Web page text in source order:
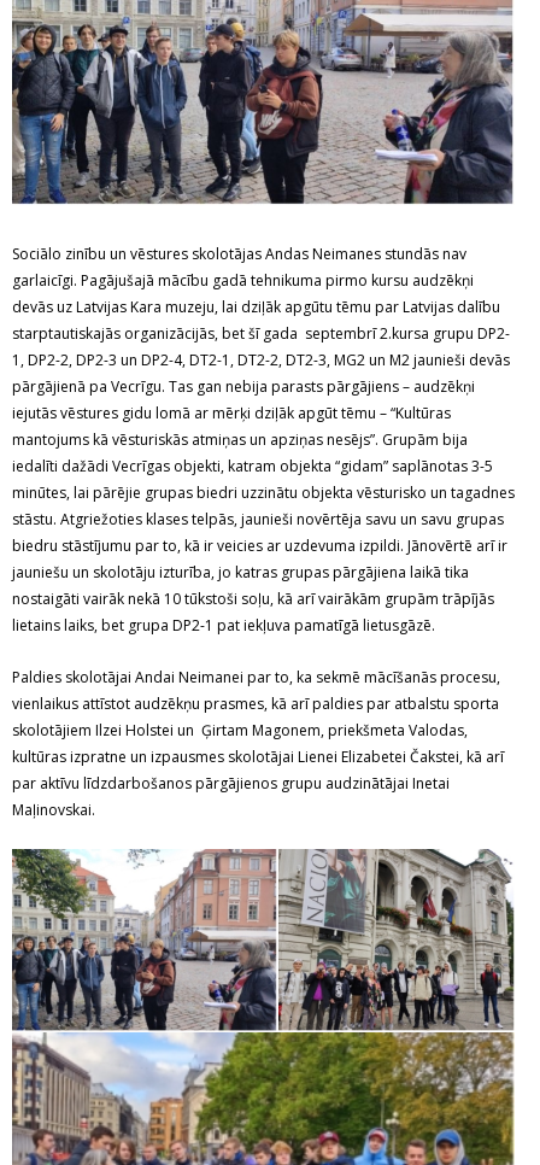
Sociālo zinību un vēstures skolotājas Andas Neimanes stundās nav
garlaicīgi. Pagājušajā mācību gadā tehnikuma pirmo kursu audzēkņi
devās uz Latvijas Kara muzeju, lai dziļāk apgūtu tēmu par Latvijas dalību
starptautiskajās organizācijās, bet šī gada septembrī 2.kursa grupu DP2-
1, DP2-2, DP2-3 un DP2-4, DT2-1, DT2-2, DT2-3, MG2 un M2 jaunieši devās
pārgājienā pa Vecrīgu. Tas gan nebija parasts pārgājiens – audzēkņi
iejutās vēstures gidu lomā ar mērķi dziļāk apgūt tēmu – “Kultūras
mantojums kā vēsturiskās atmiņas un apziņas nesējs”. Grupām bija
iedalīti dažādi Vecrīgas objekti, katram objekta “gidam” saplānotas 3-5
minūtes, lai pārējie grupas biedri uzzinātu objekta vēsturisko un tagadnes
stāstu. Atgriežoties klases telpās, jaunieši novērtēja savu un savu grupas
biedru stāstījumu par to, kā ir veicies ar uzdevuma izpildi. Jānovērtē arī ir
jauniešu un skolotāju izturība, jo katras grupas pārgājiena laikā tika
nostaigāti vairāk nekā 10 tūkstoši soļu, kā arī vairākām grupām trāpījās
lietains laiks, bet grupa DP2-1 pat iekļuva pamatīgā lietusgāzē.
Paldies skolotājai Andai Neimanei par to, ka sekmē mācīšanās procesu,
vienlaikus attīstot audzēkņu prasmes, kā arī paldies par atbalstu sporta
skolotājiem Ilzei Holstei un Ģirtam Magonem, priekšmeta Valodas,
kultūras izpratne un izpausmes skolotājai Lienei Elizabetei Čakstei, kā arī
par aktīvu līdzdarbošanos pārgājienos grupu audzinātājai Inetai
Maļinovskai.